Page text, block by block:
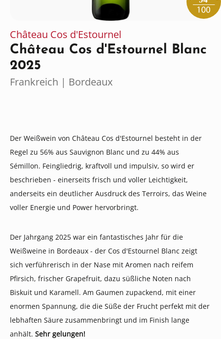
Château Cos d'Estournel
Château Cos d'Estournel Blanc
2025
Frankreich | Bordeaux
Der Weißwein von Château Cos d'Estournel besteht in der
Regel zu 56% aus Sauvignon Blanc und zu 44% aus
Sémillon. Feingliedrig, kraftvoll und impulsiv, so wird er
beschrieben - einerseits frisch und voller Leichtigkeit,
anderseits ein deutlicher Ausdruck des Terroirs, das Weine
voller Energie und Power hervorbringt.
Der Jahrgang 2025 war ein fantastisches Jahr für die
Weißweine in Bordeaux - der Cos d'Estournel Blanc zeigt
sich verführerisch in der Nase mit Aromen nach reifem
Pfirsich, frischer Grapefruit, dazu süßliche Noten nach
Biskuit und Karamell. Am Gaumen zupackend, mit einer
enormen Spannung, die die Süße der Frucht perfekt mit der
lebhaften Säure zusammenbringt und im Finish lange
anhält. Sehr gelungen!